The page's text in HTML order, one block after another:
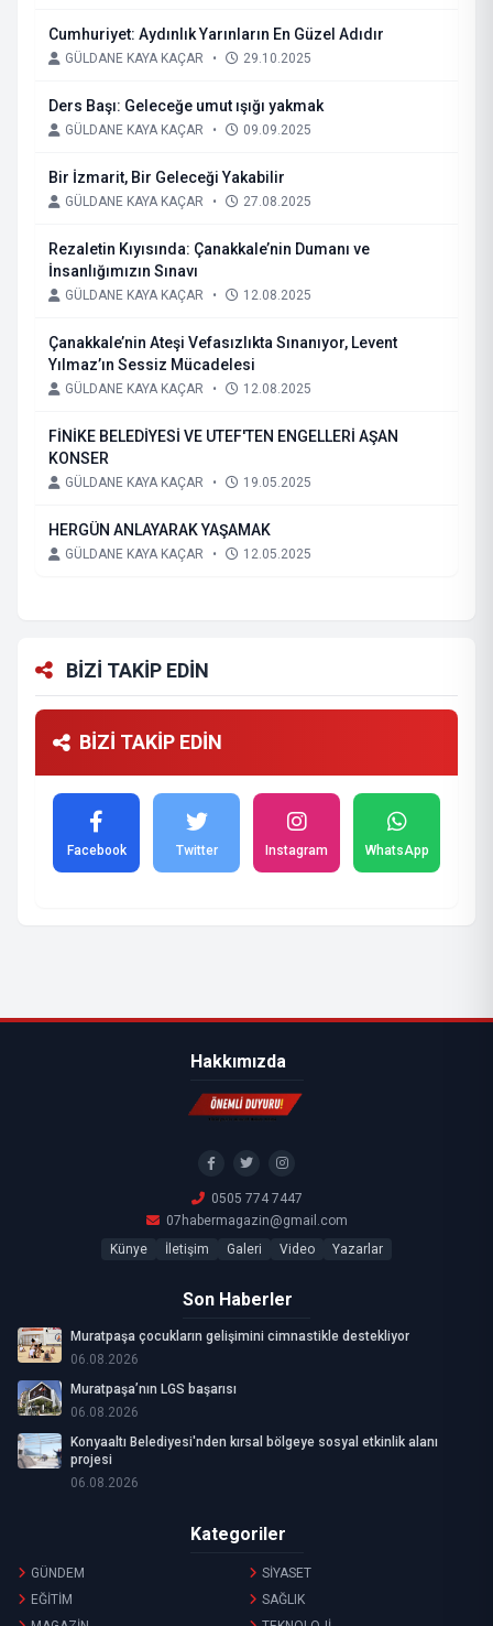
Cumhuriyet: Aydınlık Yarınların En Güzel Adıdır
GÜLDANE KAYA KAÇAR • 29.10.2025
Ders Başı: Geleceğe umut ışığı yakmak
GÜLDANE KAYA KAÇAR • 09.09.2025
Bir İzmarit, Bir Geleceği Yakabilir
GÜLDANE KAYA KAÇAR • 27.08.2025
Rezaletin Kıyısında: Çanakkale’nin Dumanı ve
İnsanlığımızın Sınavı
GÜLDANE KAYA KAÇAR • 12.08.2025
Çanakkale’nin Ateşi Vefasızlıkta Sınanıyor, Levent
Yılmaz’ın Sessiz Mücadelesi
GÜLDANE KAYA KAÇAR • 12.08.2025
FİNİKE BELEDİYESİ VE UTEF'TEN ENGELLERİ AŞAN
KONSER
GÜLDANE KAYA KAÇAR • 19.05.2025
HERGÜN ANLAYARAK YAŞAMAK
GÜLDANE KAYA KAÇAR • 12.05.2025
BİZİ TAKİP EDİN
BİZİ TAKİP EDİN
Facebook Twitter Instagram WhatsApp
Hakkımızda
0505 774 7447
07habermagazin@gmail.com
Künye
İletişim Galeri Video Yazarlar
Son Haberler
Muratpaşa çocukların gelişimini cimnastikle destekliyor
06.08.2026
Muratpaşa’nın LGS başarısı
06.08.2026
Konyaaltı Belediyesi'nden kırsal bölgeye sosyal etkinlik alanı
projesi
06.08.2026
Kategoriler
GÜNDEM
SİYASET
EĞİTİM
SAĞLIK